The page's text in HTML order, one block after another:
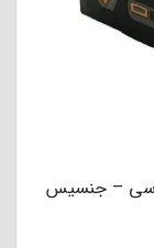
2400-2700-3500 سی سی – جنسیس